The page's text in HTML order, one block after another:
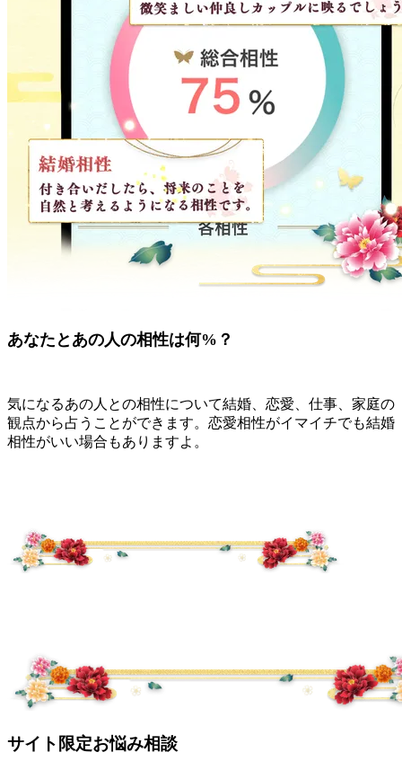
あなたとあの人の相性は何%？
気になるあの人との相性について結婚、恋愛、仕事、家庭の
観点から占うことができます。恋愛相性がイマイチでも結婚
相性がいい場合もありますよ。
サイト限定お悩み相談